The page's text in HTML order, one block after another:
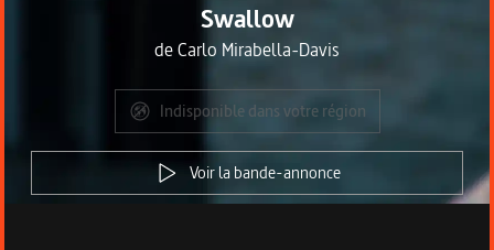
Swallow
deCarlo Mirabella-Davis
Indisponible dans votre région
Voir la bande-annonce